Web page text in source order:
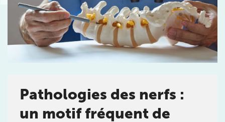
Pathologies des nerfs :
un motif fréquent de
Prendre rendez-vous
avec les équipes
de Jérôme Auger
cabinetIK – Institut Kinésithérapiele plus proche
de chez vous ou chez
quotidien.